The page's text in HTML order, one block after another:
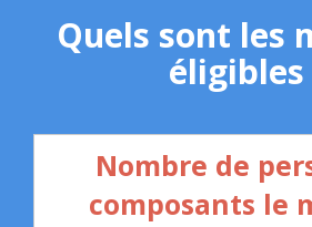
Quels sont les
éligibles